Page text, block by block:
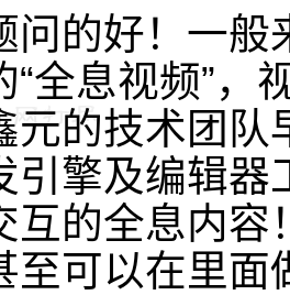
问的好！一般
“全息视频”，
元的技术团队
引擎及编辑
互的全息内
至可以在里面